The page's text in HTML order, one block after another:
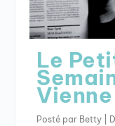
Le
Posté par Betty